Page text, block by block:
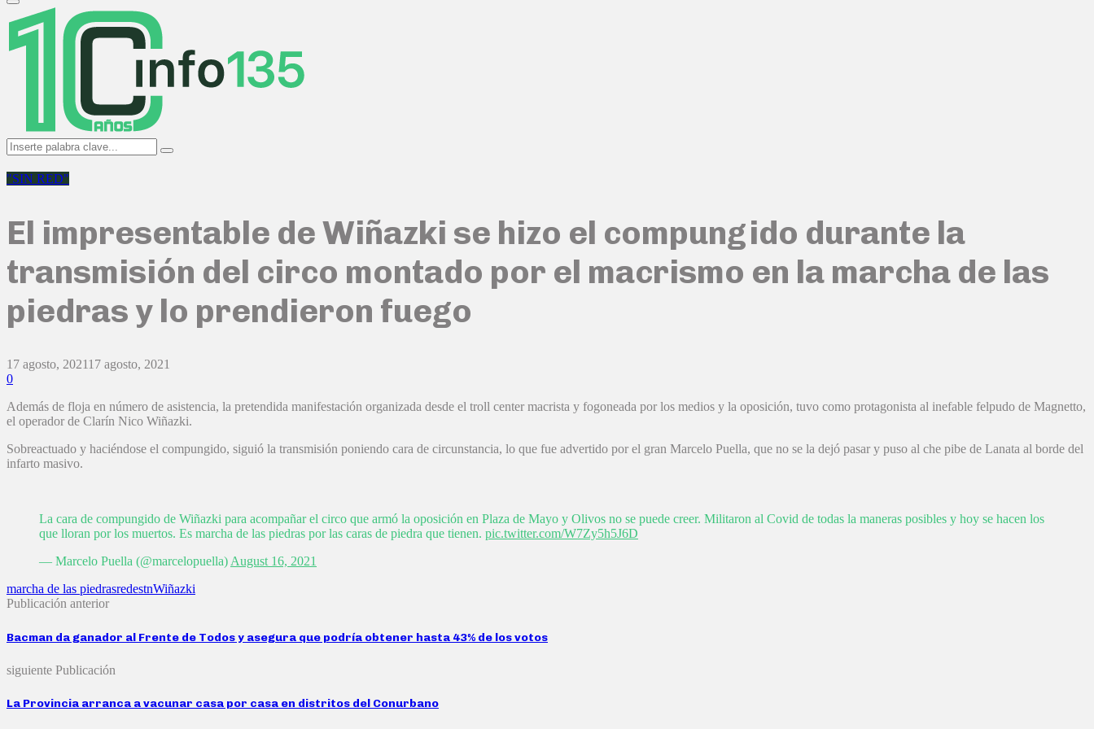
Primary
Menu
Search
for:
Search
"SIN RED"
El impresentable de Wiñazki se hizo el compungido durante la
transmisión del circo montado por el macrismo en la marcha de las
piedras y lo prendieron fuego
17 agosto, 202117 agosto, 2021
0
Además de floja en número de asistencia, la pretendida manifestación organizada desde el troll center macrista y fogoneada por los medios y la oposición, tuvo como protagonista al inefable felpudo de Magnetto,
el operador de Clarín Nico Wiñazki.
Sobreactuado y haciéndose el compungido, siguió la transmisión poniendo cara de circunstancia, lo que fue advertido por el gran Marcelo Puella, que no se la dejó pasar y puso al che pibe de Lanata al borde del
infarto masivo.
La cara de compungido de Wiñazki para acompañar el circo que armó la oposición en Plaza de Mayo y Olivos no se puede creer. Militaron al Covid de todas la maneras posibles y hoy se hacen los
que lloran por los muertos. Es marcha de las piedras por las caras de piedra que tienen. pic.twitter.com/W7Zy5h5J6D
— Marcelo Puella (@marcelopuella) August 16, 2021
marcha de las piedrasredestnWiñazki
Publicación anterior
Bacman da ganador al Frente de Todos y asegura que podría obtener hasta 43% de los votos
siguiente Publicación
La Provincia arranca a vacunar casa por casa en distritos del Conurbano